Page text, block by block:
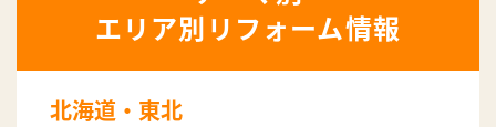
エリア別リフォーム情報
北海道・東北